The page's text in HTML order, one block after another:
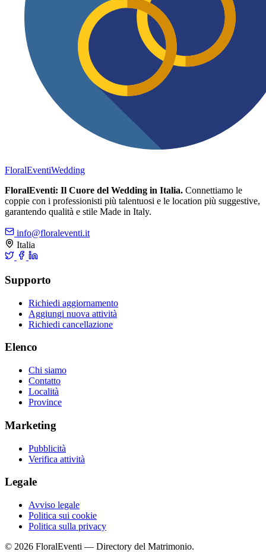
FloralEventiWedding
FloralEventi: Il Cuore del Wedding in Italia. Connettiamo le
coppie con i professionisti più talentuosi e le location più suggestive,
garantendo qualità e stile Made in Italy.
info@floraleventi.it
Italia
Supporto
Richiedi aggiornamento
Aggiungi nuova attività
Richiedi cancellazione
Elenco
Chi siamo
Contatto
Località
Province
Marketing
Pubblicità
Verifica attività
Legale
Avviso legale
Politica sui cookie
Politica sulla privacy
© 2026 FloralEventi — Directory del Matrimonio.